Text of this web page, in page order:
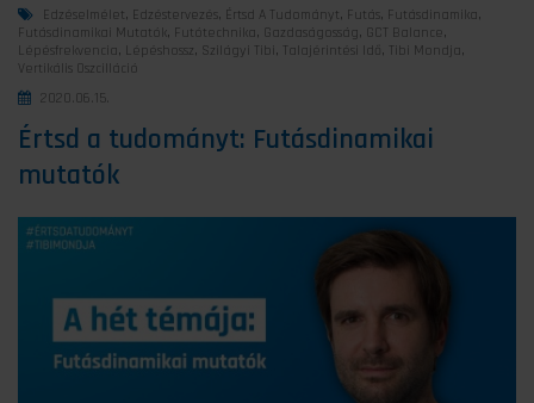
Edzéselmélet , Edzéstervezés, Értsd A Tudományt , Futás, Futásdinamika,
Futásdinamikai Mutatók, Futótechnika, Gazdaságosság, GCT Balance ,
Lépésfrekvencia, Lépéshossz, Szilágyi Tibi, Talajérintési Idő, Tibi Mondja,
Vertikális Oszcilláció
2020.06.15.
Értsd a tudományt: Futásdinamikai
mutatók